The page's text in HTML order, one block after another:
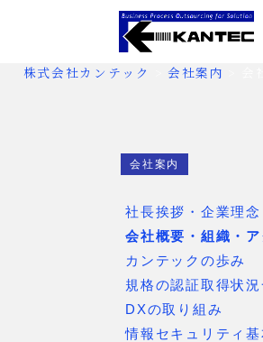
株式会社カンテック 会社案内
会社案内
社長挨拶・企業理念
会社概要・組織・ア
カンテックの歩み
規格の認証取得状況
DXの取り組み
情報セキュリティ基